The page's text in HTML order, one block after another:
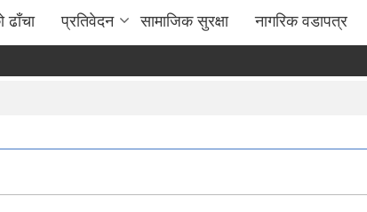
ढाँचा प्रतिवेदन सामाजिक सुरक्षा नागरिक वडापत्र